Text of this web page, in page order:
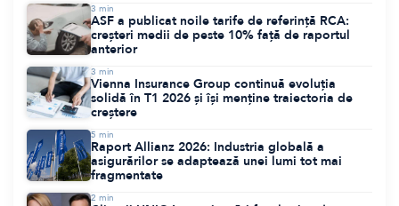
3 min
ASF a publicat noile tarife de referință RCA:
creșteri medii de peste 10% față de raportul
anterior
3 min
Vienna Insurance Group continuă evoluția
solidă în T1 2026 și își menține traiectoria de
creștere
5 min
Raport Allianz 2026: Industria globală a
asigurărilor se adaptează unei lumi tot mai
fragmentate
2 min